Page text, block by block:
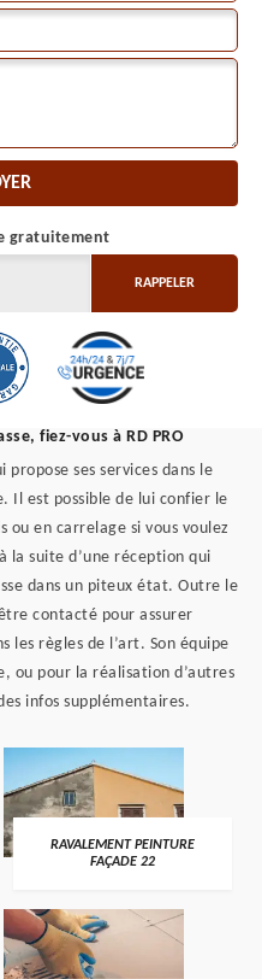
gratuitement
fiez-vous à RD PRO
propose ses services dans le
Il est possible de lui confier le
ou en carrelage si vous voulez
la suite d’une réception qui
dans un piteux état. Outre le
contacté pour assurer
les règles de l’art. Son équipe
ou pour la réalisation d’autres
infos supplémentaires.
RAVALEMENT PEINTURE
FAÇADE 22